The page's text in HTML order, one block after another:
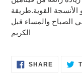
القوية.طريقة
الصباح والمساء قبل
الكريم
SHARESHARE
ON